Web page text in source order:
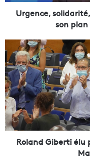
a
r
i
t
é
,
r
e
Urgence,
son plan
o
l
a
n
d
G
i
b
Roland Giberti élu